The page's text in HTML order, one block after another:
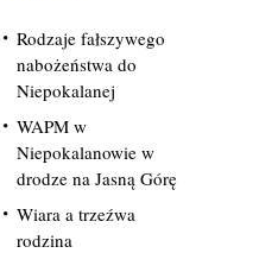
Rodzaje fałszywego
nabożeństwa do
Niepokalanej
WAPM w
Niepokalanowie w
drodze na Jasną Górę
Wiara a trzeźwa
rodzina